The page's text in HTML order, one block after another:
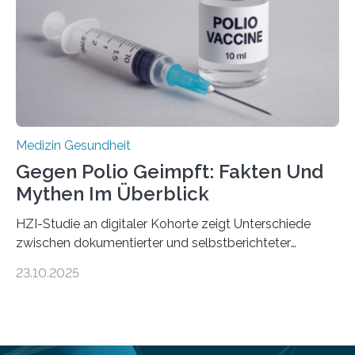
Universitätsklinikum Tübingen haben eine solche
Schwachstelle im Erbgut einer Untergruppe des
Medulloblastoms gefunden. Die Wilhelm Sander-
Stiftung unterstützte das Projekt…
Medizin Gesundheit
Gegen Polio Geimpft: Fakten Und
Mythen Im Überblick
HZI-Studie an digitaler Kohorte zeigt Unterschiede
zwischen dokumentierter und selbstberichteter
Kinderlähmung, ist eine ansteckende Krankheit, die
23.10.2025